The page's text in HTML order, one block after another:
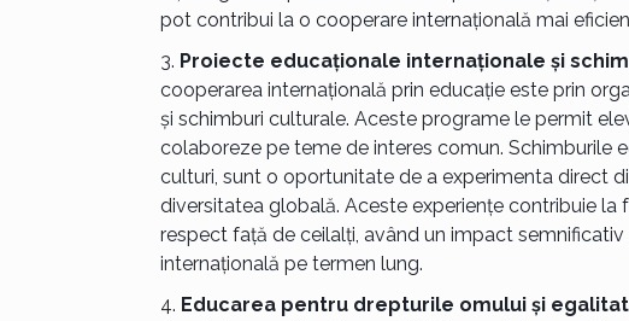
pot contribui la o cooperare internațională mai
Proiecte educaționale internaționale și
cooperarea internațională prin educație este prin
și schimburi culturale. Aceste programe le permit
colaboreze pe teme de interes comun. Schimburile
culturi, sunt o oportunitate de a experimenta direct
diversitatea globală. Aceste experiențe contribuie
respect față de ceilalți, având un impact
internațională pe termen lung.
Educarea pentru drepturile omului și